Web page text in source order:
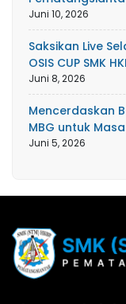
Juni 10, 2026
Saksikan Live
OSIS CUP SMK
Juni 8, 2026
Mencerdaskan
MBG untuk
Juni 5, 2026